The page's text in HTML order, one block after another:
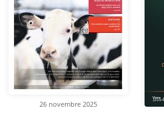
26 novembre 2025